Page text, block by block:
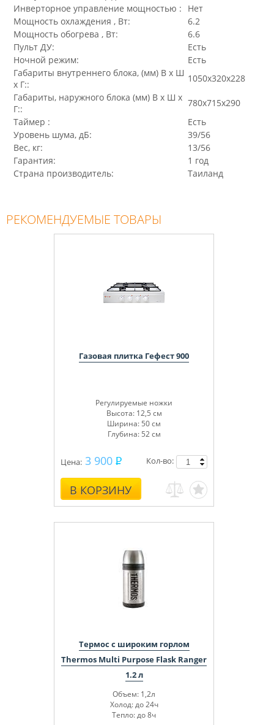
Инверторное управление мощностью :
Нет
Мощность охлаждения , Вт:
6.2
Мощность обогрева , Вт:
6.6
Пульт ДУ:
Есть
Ночной режим:
Есть
Габариты внутреннего блока, (мм) В x Ш
x Г::
1050x320x228
Габариты, наружного блока (мм) В x Ш x
Г::
780x715x290
Таймер :
Есть
Уровень шума, дБ:
39/56
Вес, кг:
13/56
Гарантия:
1 год
Страна производитель:
Таиланд
РЕКОМЕНДУЕМЫЕ ТОВАРЫ
Газовая плитка Гефест 900
Регулируемые ножки
Высота: 12,5 см
Ширина: 50 см
Глубина: 52 см
Цена: 3 900
В КОРЗИНУ
Кол-во:
Термос с широким горлом
Thermos Multi Purpose Flask Ranger
1.2 л
Объем: 1,2л
Холод: до 24ч
Тепло: до 8ч